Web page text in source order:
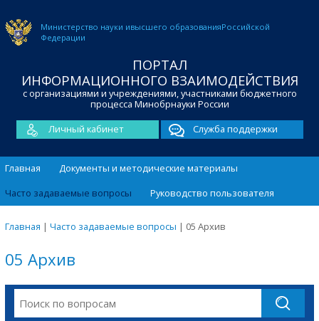
Министерство науки ивысшего образованияРоссийской
Федерации
ПОРТАЛ
ИНФОРМАЦИОННОГО ВЗАИМОДЕЙСТВИЯ
с организациями и учреждениями, участниками бюджетного
процесса Минобрнауки России
Личный кабинет
Служба поддержки
Главная
Документы и методические материалы
Часто задаваемые вопросы
Руководство пользователя
Главная | Часто задаваемые вопросы | 05 Архив
05 Архив